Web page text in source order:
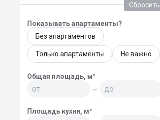
Сбросить
Показывать апартаменты?
Без апартаментов
Только апартаменты Не важно
Общая площадь, м²
—
Площадь кухни, м²